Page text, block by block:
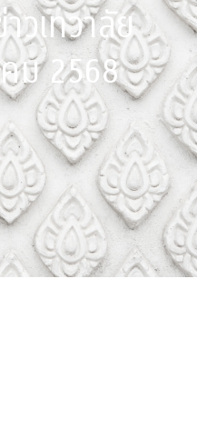
วเทวาลัย
ม 2568